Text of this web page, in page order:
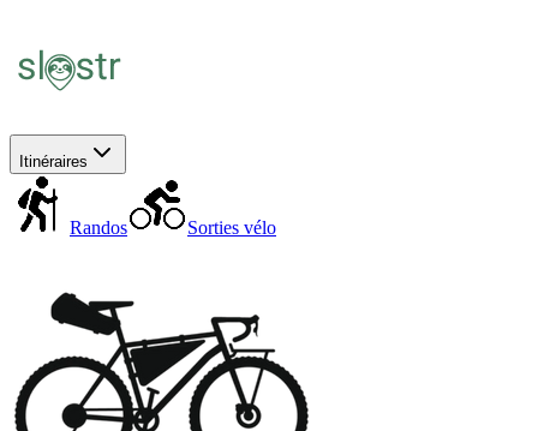
Itinéraires
Randos Sorties vélo